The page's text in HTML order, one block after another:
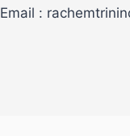
Email :